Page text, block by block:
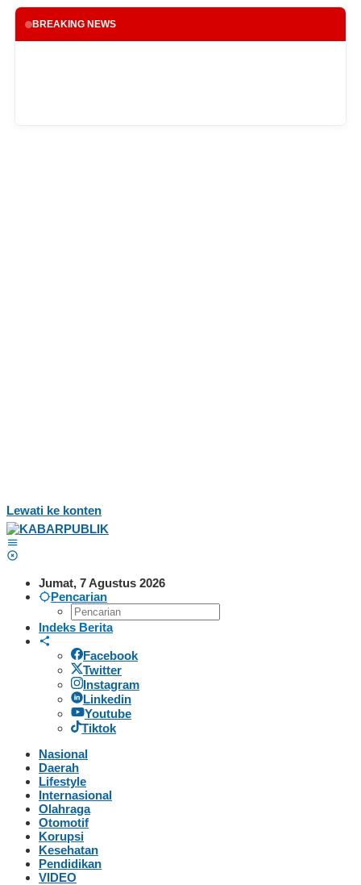
BREAKING NEWS
Lewati ke konten
Jumat, 7 Agustus 2026
Pencarian
Indeks Berita
Facebook
Twitter
Instagram
Linkedin
Youtube
Tiktok
Nasional
Daerah
Lifestyle
Internasional
Olahraga
Otomotif
Korupsi
Kesehatan
Pendidikan
VIDEO